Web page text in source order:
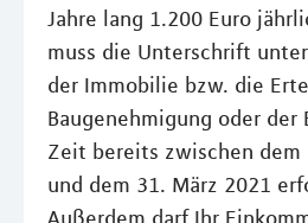
Jahre lang 1.200 Euro
muss die Unterschrift
der Immobilie bzw. die
Baugenehmigung oder der
Zeit bereits zwischen dem
und dem 31. März 2021